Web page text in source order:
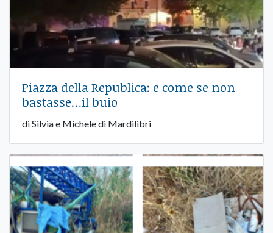
Piazza della Republica: e come se non
bastasse…il buio
di Silvia e Michele di Mardilibri